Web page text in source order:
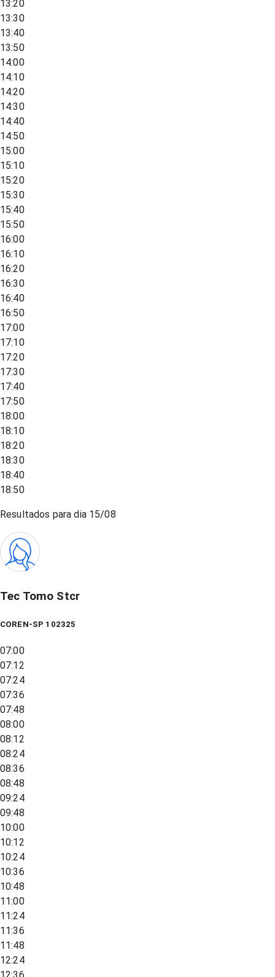
13:20
13:30
13:40
13:50
14:00
14:10
14:20
14:30
14:40
14:50
15:00
15:10
15:20
15:30
15:40
15:50
16:00
16:10
16:20
16:30
16:40
16:50
17:00
17:10
17:20
17:30
17:40
17:50
18:00
18:10
18:20
18:30
18:40
18:50
Resultados para dia 15/08
Tec Tomo Stcr
COREN-SP 102325
07:00
07:12
07:24
07:36
07:48
08:00
08:12
08:24
08:36
08:48
09:24
09:48
10:00
10:12
10:24
10:36
10:48
11:00
11:24
11:36
11:48
12:24